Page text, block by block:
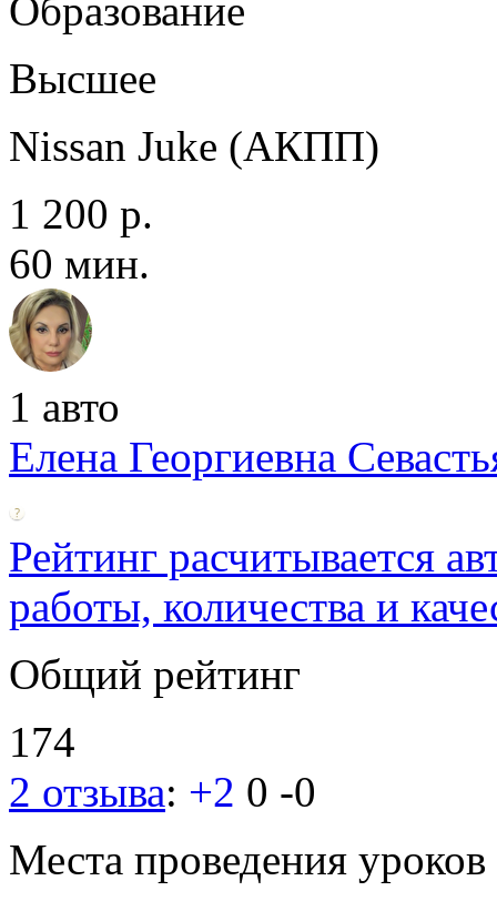
Образование
Высшее
Nissan Juke (АКПП)
1 200 р.
60 мин.
1 авто
Елена Георгиевна
Рейтинг расчитывается
работы, количества и
Общий рейтинг
174
2 отзыва: +2 0 -0
Места проведения уроков